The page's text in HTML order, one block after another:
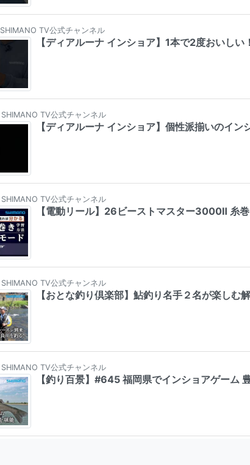
SHIMANO TV公式チャンネル
【ディアルーナ インショア】1本で2度おいし
SHIMANO TV公式チャンネル
【ディアルーナ インショア】個性派揃いのイ
SHIMANO TV公式チャンネル
【電動リール】26ビーストマスター3000Ⅱ 糸
SHIMANO TV公式チャンネル
【おとな釣り倶楽部】鮎釣り名手２名が楽しむ
SHIMANO TV公式チャンネル
【釣り百景】#645 福岡県でインショアゲーム